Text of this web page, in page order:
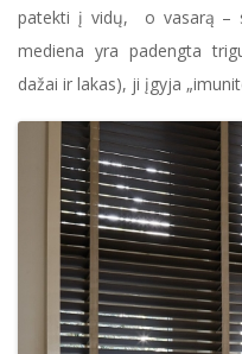
patekti į vidų, o vasarą –
mediena yra padengta
dažai ir lakas), ji įgyja